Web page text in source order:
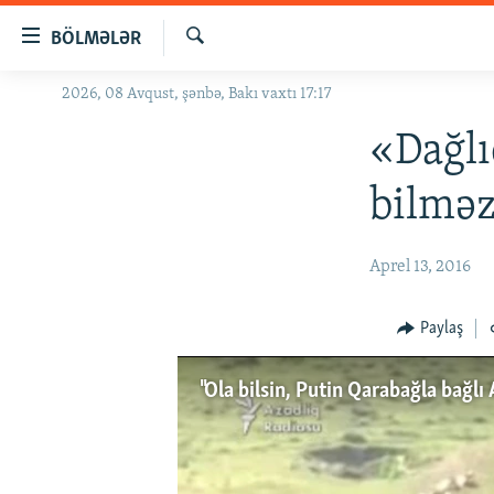
BÖLMƏLƏR
GÜNDƏM
Axtar
2026, 08 Avqust, şənbə, Bakı vaxtı 17:17
Aprel 13, 2016
Paylaş
"Ola bilsin, Putin Qarabağla bağlı